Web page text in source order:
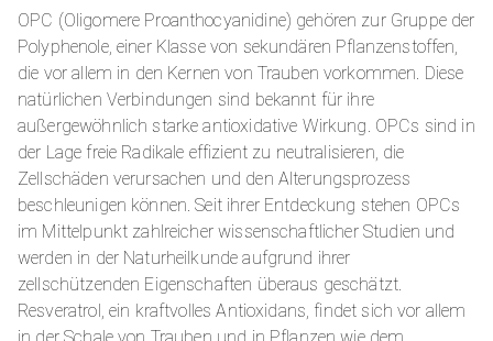
OPC (Oligomere Proanthocyanidine) gehören zur Gruppe der
Polyphenole, einer Klasse von sekundären Pflanzenstoffen,
die vor allem in den Kernen von Trauben vorkommen. Diese
natürlichen Verbindungen sind bekannt für ihre
außergewöhnlich starke antioxidative Wirkung. OPCs sind in
der Lage freie Radikale effizient zu neutralisieren, die
Zellschäden verursachen und den Alterungsprozess
beschleunigen können. Seit ihrer Entdeckung stehen OPCs
im Mittelpunkt zahlreicher wissenschaftlicher Studien und
werden in der Naturheilkunde aufgrund ihrer
zellschützenden Eigenschaften überaus geschätzt.
Resveratrol, ein kraftvolles Antioxidans, findet sich vor allem